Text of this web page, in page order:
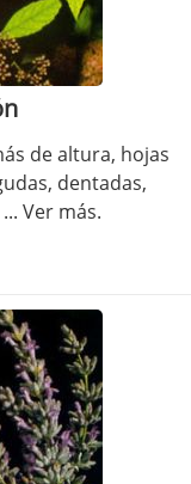
de altura, hojas
dentadas,
... Ver más.